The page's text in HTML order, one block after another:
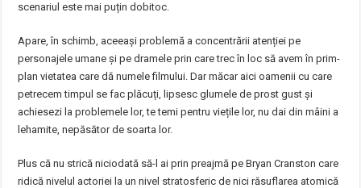
scenariul este mai puțin dobitoc.
Apare, în schimb, aceeași problemă a concentrării atenției pe
personajele umane și pe dramele prin care trec în loc să avem în prim-
plan vietatea care dă numele filmului. Dar măcar aici oamenii cu care
petrecem timpul se fac plăcuți, lipsesc glumele de prost gust și
achiesezi la problemele lor, te temi pentru viețile lor, nu dai din mâini a
lehamite, nepăsător de soarta lor.
Plus că nu strică niciodată să-l ai prin preajmă pe Bryan Cranston care
ridică nivelul actoriei la un nivel stratosferic de nici răsuflarea atomică